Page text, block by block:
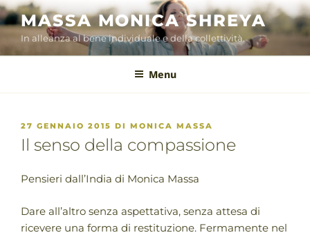
Salta
al
contenuto
MASSA MONICA SHREYA
In alleanza al bene individuale e della collettività.
Menu
PUBBLICATO
IL
27 GENNAIO 2015 DI MONICA MASSA
Il senso della compassione
Pensieri dall’India di Monica Massa
Dare all’altro senza aspettativa, senza attesa di
ricevere una forma di restituzione. Fermamente nel